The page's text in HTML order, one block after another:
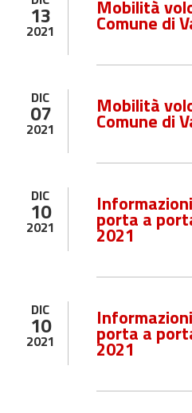
13
2021
Mobilità
Comune di
DIC
07
2021
Mobilità
Comune di
DIC
10
2021 porta a
2021
DIC
10
2021 porta a
2021